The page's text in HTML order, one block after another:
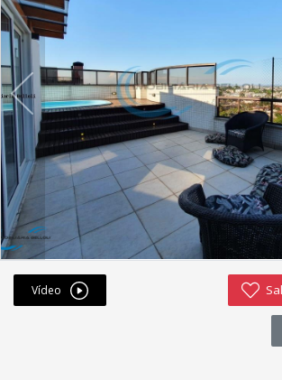
Fichas cadastrais
Financiamento
Hotsites
Política de privacidade
Postagens
Simulador de financiamento
whatsapp
ANUCIE SEU IMOVEL CONOSCO
Vídeo